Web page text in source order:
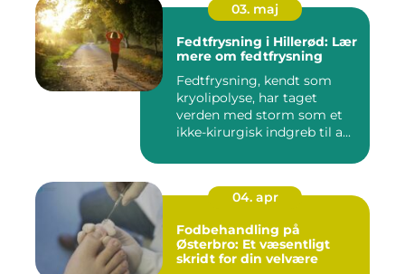
03. maj
Fedtfrysning i Hillerød: Lær
mere om fedtfrysning
Fedtfrysning, kendt som
kryolipolyse, har taget
verden med storm som et
ikke-kirurgisk indgreb til a...
04. apr
Fodbehandling på
Østerbro: Et væsentligt
skridt for din velvære